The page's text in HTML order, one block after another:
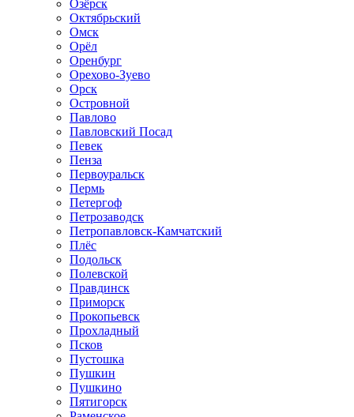
Озёрск
Октябрьский
Омск
Орёл
Оренбург
Орехово-Зуево
Орск
Островной
Павлово
Павловский Посад
Певек
Пенза
Первоуральск
Пермь
Петергоф
Петрозаводск
Петропавловск-Камчатский
Плёс
Подольск
Полевской
Правдинск
Приморск
Прокопьевск
Прохладный
Псков
Пустошка
Пушкин
Пушкино
Пятигорск